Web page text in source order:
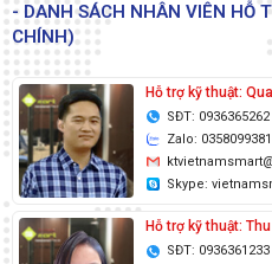
- DANH SÁCH NHÂN VIÊN HỖ
CHÍNH)
Hỗ trợ kỹ thuật:
SĐT: 0936365262
Zalo: 0358099381
Skype:
Hỗ trợ kỹ thuật:
SĐT: 0936361233